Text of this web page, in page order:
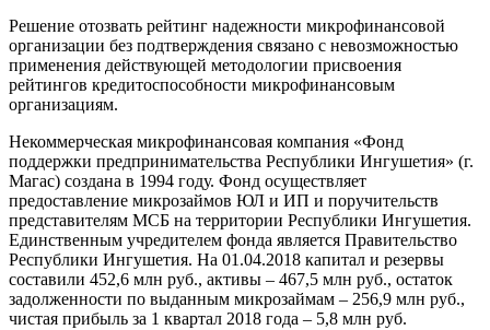
Решение отозвать рейтинг надежности микрофинансовой
организации без подтверждения связано с невозможностью
применения действующей методологии присвоения
рейтингов кредитоспособности микрофинансовым
организациям.
Некоммерческая микрофинансовая компания «Фонд
поддержки предпринимательства Республики Ингушетия» (г.
Магас) создана в 1994 году. Фонд осуществляет
предоставление микрозаймов ЮЛ и ИП и поручительств
представителям МСБ на территории Республики Ингушетия.
Единственным учредителем фонда является Правительство
Республики Ингушетия. На 01.04.2018 капитал и резервы
составили 452,6 млн руб., активы – 467,5 млн руб., остаток
задолженности по выданным микрозаймам – 256,9 млн руб.,
чистая прибыль за 1 квартал 2018 года – 5,8 млн руб.